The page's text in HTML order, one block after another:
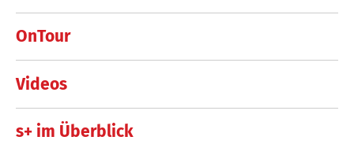
OnTour
Videos
s+ im Überblick